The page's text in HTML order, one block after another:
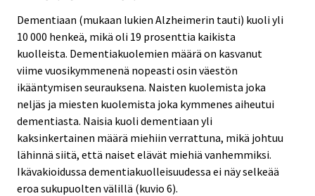
Dementiaan (mukaan lukien Alzheimerin tauti) kuoli yli
10 000 henkeä, mikä oli 19 prosenttia kaikista
kuolleista. Dementiakuolemien määrä on kasvanut
viime vuosikymmenenä nopeasti osin väestön
ikääntymisen seurauksena. Naisten kuolemista joka
neljäs ja miesten kuolemista joka kymmenes aiheutui
dementiasta. Naisia kuoli dementiaan yli
kaksinkertainen määrä miehiin verrattuna, mikä johtuu
lähinnä siitä, että naiset elävät miehiä vanhemmiksi.
Ikävakioidussa dementiakuolleisuudessa ei näy selkeää
eroa sukupuolten välillä (kuvio 6).